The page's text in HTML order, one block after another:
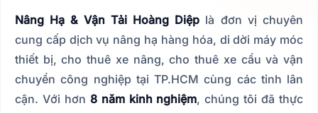
Nâng Hạ & Vận Tải Hoàng Diệp là đơn vị chuyên
cung cấp dịch vụ nâng hạ hàng hóa, di dời máy móc
thiết bị, cho thuê xe nâng, cho thuê xe cẩu và vận
chuyển công nghiệp tại TP.HCM cùng các tỉnh lân
cận. Với hơn 8 năm kinh nghiệm, chúng tôi đã thực